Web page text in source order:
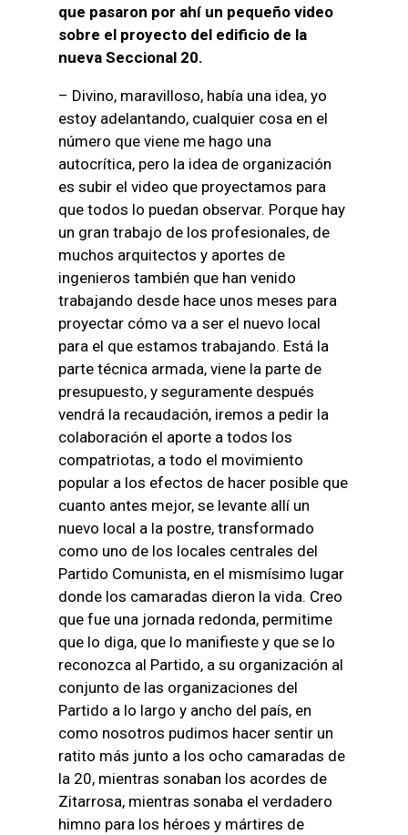
que pasaron por ahí un pequeño video
sobre el proyecto del edificio de la
nueva Seccional 20.
– Divino, maravilloso, había una idea, yo
estoy adelantando, cualquier cosa en el
número que viene me hago una
autocrítica, pero la idea de organización
es subir el video que proyectamos para
que todos lo puedan observar. Porque hay
un gran trabajo de los profesionales, de
muchos arquitectos y aportes de
ingenieros también que han venido
trabajando desde hace unos meses para
proyectar cómo va a ser el nuevo local
para el que estamos trabajando. Está la
parte técnica armada, viene la parte de
presupuesto, y seguramente después
vendrá la recaudación, iremos a pedir la
colaboración el aporte a todos los
compatriotas, a todo el movimiento
popular a los efectos de hacer posible que
cuanto antes mejor, se levante allí un
nuevo local a la postre, transformado
como uno de los locales centrales del
Partido Comunista, en el mismísimo lugar
donde los camaradas dieron la vida. Creo
que fue una jornada redonda, permitime
que lo diga, que lo manifieste y que se lo
reconozca al Partido, a su organización al
conjunto de las organizaciones del
Partido a lo largo y ancho del país, en
como nosotros pudimos hacer sentir un
ratito más junto a los ocho camaradas de
la 20, mientras sonaban los acordes de
Zitarrosa, mientras sonaba el verdadero
himno para los héroes y mártires de